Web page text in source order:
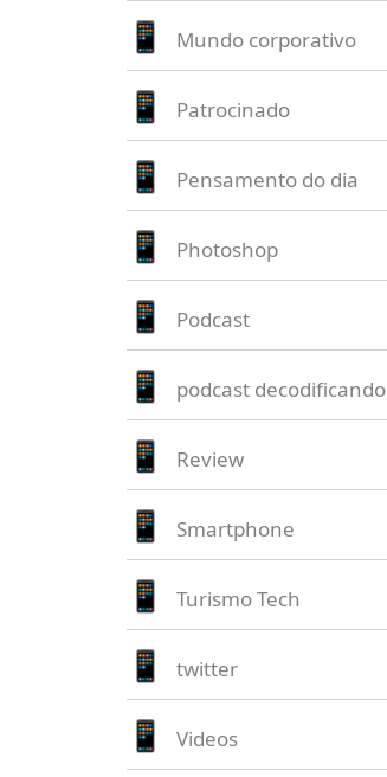
Mundo corporativo
Patrocinado
Pensamento do dia
Photoshop
Podcast
podcast decodificando
Review
Smartphone
Turismo Tech
twitter
Videos